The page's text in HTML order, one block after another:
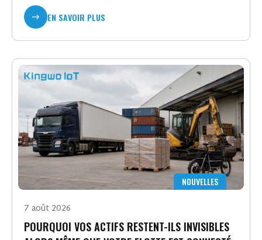
EN SAVOIR PLUS
NOUVELLES
7 août 2026
POURQUOI VOS ACTIFS RESTENT-ILS INVISIBLES